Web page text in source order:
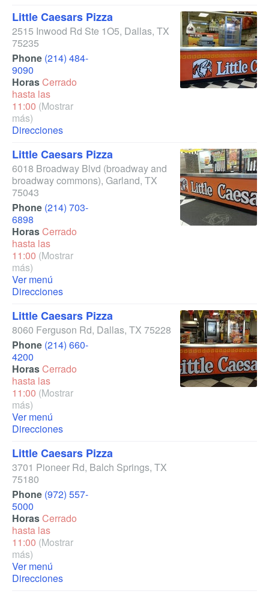
Little Caesars Pizza
2515 Inwood Rd Ste 1O5, Dallas, TX
75235
Phone (214) 484-
9090
HorasCerrado
hasta las
11:00 (Mostrar
más)
Direcciones
Little Caesars Pizza
6018 Broadway Blvd (broadway and
broadway commons), Garland, TX
75043
Phone (214) 703-
6898
HorasCerrado
hasta las
11:00 (Mostrar
más)
Ver menú
Direcciones
Little Caesars Pizza
8060 Ferguson Rd, Dallas, TX 75228
Phone (214) 660-
4200
HorasCerrado
hasta las
11:00 (Mostrar
más)
Ver menú
Direcciones
Little Caesars Pizza
3701 Pioneer Rd, Balch Springs, TX
75180
Phone (972) 557-
5000
HorasCerrado
hasta las
11:00 (Mostrar
más)
Ver menú
Direcciones